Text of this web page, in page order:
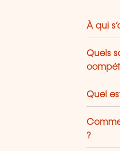
À qui
Quels
Quel
?